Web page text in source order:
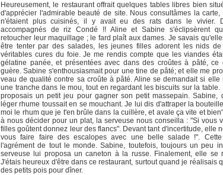
Heureusement, le restaurant offrait quelques tables libres bien
d'apprécier l'admirable beauté de site. Nous consultâmes la
n'étaient plus cuisinés, il y avait eu des rats dans le vivier.
accompagnés de riz Condé !! Aline et Sabine s'éclipsèrent
retoucher leur maquillage ; le fard plaît aux dames. Je savais
être tenter par des salades, les jeunes filles adorent les nids
véritables cures du foie. Je me rendis compte que les viandes
gélatine panée, et présentées avec dans des croûtes à pâté, ce
guère. Sabine s'enthousiasmait pour une tine de pâté; et elle me
veau de qualité contre sa croûte à pâté. Aline se demandait si elle
une tranche dans le mou, tout en regardant les biscuits sur la table.
proposais un petit jeu pour gagner son petit massepain. Sabine,
léger rhume toussait en se mouchant. Je lui dis d'attraper la
moi le rhum que je t'en brûle dans la cuillère, et avale ça vite et
à nous décider pour un plat, la serveuse nous conseilla : "Si vous
filles goûtent donnez leur des flancs". Devant tant d'incertitude, elle
vous faire faire des escalopes avec une belle salade !". Cette
l'agrément de tout le monde. Sabine, toutefois, toujours un peu
serveuse lui proposa un caneton à la russe. Finalement, elle se
J'étais heureux d'être dans ce restaurant, surtout quand je réalisais
des petits pois pour dîner.